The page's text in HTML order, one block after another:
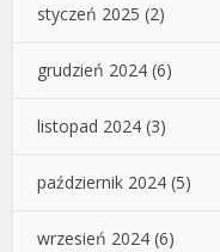
styczeń 2025 (2)
grudzień 2024 (6)
listopad 2024 (3)
październik 2024 (5)
wrzesień 2024 (6)